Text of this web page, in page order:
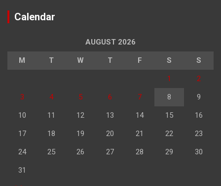
Calendar
AUGUST 2026
M T W T F S S
1 2
3 4 5 6 7 8 9
10 11 12 13 14 15 16
17 18 19 20 21 22 23
24 25 26 27 28 29 30
31